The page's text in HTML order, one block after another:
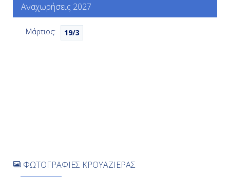
Αναχωρήσεις 2027
Μάρτιος: 19/3
ΦΩΤΟΓΡΑΦΙΕΣ ΚΡΟΥΑΖΙΕΡΑΣ